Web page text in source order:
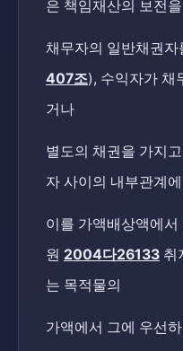
은 책임재산의 보전
채무자의 일반채권
407조), 수익자가 채
거나
별도의 채권을 가지
자 사이의 내부관계
이를 가액배상액에
원 2004다26133 취
는 목적물의
가액에서 그에 우선